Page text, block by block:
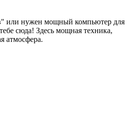
или нужен мощный компьютер для
сюда! Здесь мощная техника,
атмосфера.